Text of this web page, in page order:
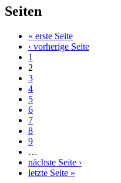
Seiten
« erste Seite
‹ vorherige Seite
1
2
3
4
5
6
7
8
9
…
nächste Seite ›
letzte Seite »